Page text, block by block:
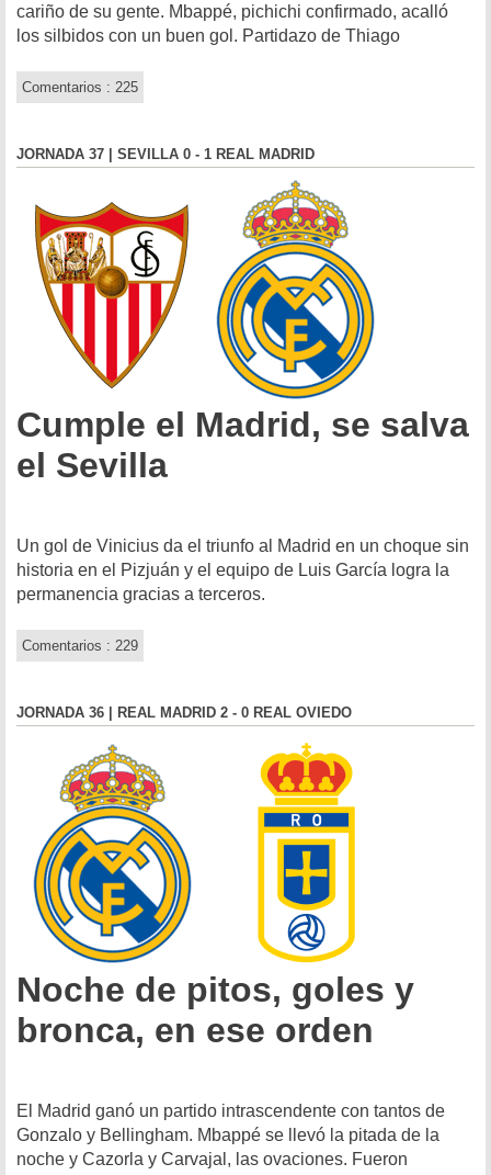
cariño de su gente. Mbappé, pichichi confirmado, acalló
los silbidos con un buen gol. Partidazo de Thiago
Comentarios : 225
JORNADA 37 | SEVILLA 0 - 1 REAL MADRID
Cumple el Madrid, se salva
el Sevilla
Un gol de Vinicius da el triunfo al Madrid en un choque sin
historia en el Pizjuán y el equipo de Luis García logra la
permanencia gracias a terceros.
Comentarios : 229
JORNADA 36 | REAL MADRID 2 - 0 REAL OVIEDO
Noche de pitos, goles y
bronca, en ese orden
El Madrid ganó un partido intrascendente con tantos de
Gonzalo y Bellingham. Mbappé se llevó la pitada de la
noche y Cazorla y Carvajal, las ovaciones. Fueron